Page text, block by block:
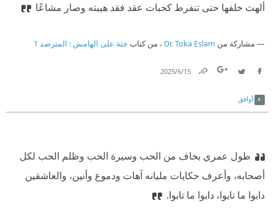
ألهث خلفها حتى تنفرط كحبات عقد فقد هيبته وصار مشاعًا
مشاركة من Dr. Toka Eslam ، من كتاب جثة على الهامش⁩ : المترصد 1
15‏/6‏/2025
أوافق
طول عمري بخاف من الحب وسيرة الحب وظلم الحب لكل
أصحابه، وأعرف حكايات مليانه آهات ودموع وأنين، والعاشقين
دابوا ما تابوا، دابوا ما تابوا.